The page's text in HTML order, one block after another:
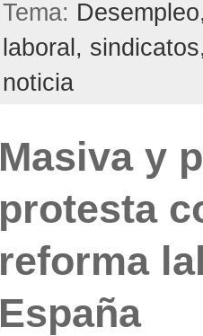
Tema:
laboral,
noticia
Masiva y
protesta
reforma
España